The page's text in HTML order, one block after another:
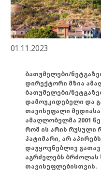
01.11.2023
ბათუმელები/
დირექტორი მზია
ბათუმელები/
დამოუკიდებელი და
თავისუფალი
ამაღლობელმა 2001
რომ ის არის რუსული
პატიმარი, არ
დაუყოვნებლივ
აგრძელებს ბრძოლას
თავისუფლებისთვის.